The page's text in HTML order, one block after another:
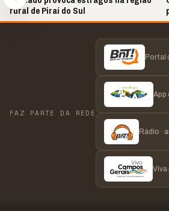
rural de Piraí do Sul
FAZ PARTE DA REDE
Portal
App
Rádio ·
Viva